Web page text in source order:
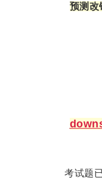
预测改
考试题